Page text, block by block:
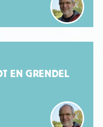
EN GRENDEL